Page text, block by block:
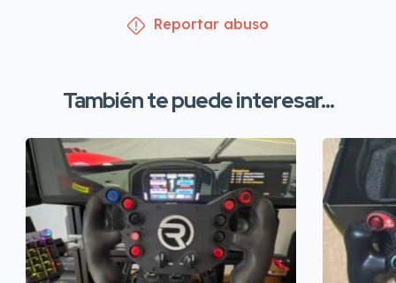
Reportar abuso
También te puede interesar...